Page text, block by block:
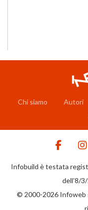
Chi siamo Autori
Infobuild è testata
dell’8/
© 2000-2026 Infoweb